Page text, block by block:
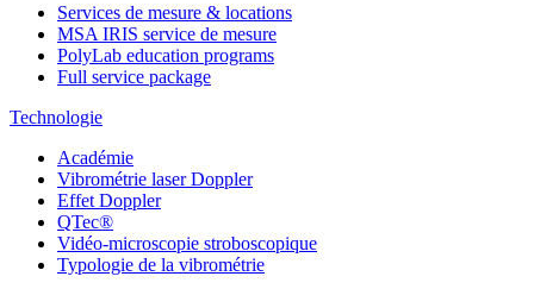
Services de mesure & locations
MSA IRIS service de mesure
PolyLab education programs
Full service package
Technologie
Académie
Vibrométrie laser Doppler
Effet Doppler
QTec®
Vidéo-microscopie stroboscopique
Typologie de la vibrométrie